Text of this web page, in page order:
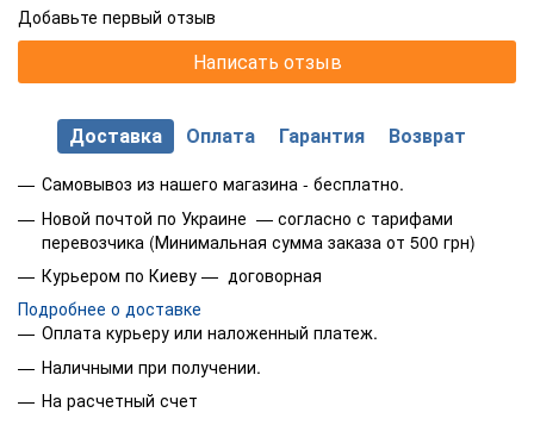
Добавьте первый отзыв
Написать отзыв
Доставка Оплата Гарантия Возврат
Самовывоз из нашего магазина - бесплатно.
Новой почтой по Украине — согласно с тарифами
перевозчика (Минимальная сумма заказа от 500 грн)
Курьером по Киеву — договорная
Подробнее о доставке
Оплата курьеру или наложенный платеж.
Наличными при получении.
На расчетный счет